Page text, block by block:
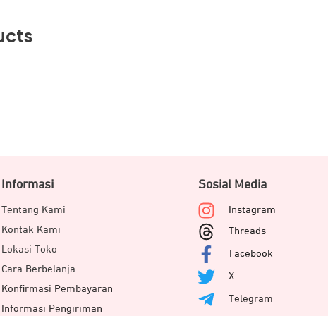
Informasi
Tentang Kami
Kontak Kami
Lokasi Toko
Cara Berbelanja
Konfirmasi Pembayaran
Informasi Pengiriman
Sosial Media
Instagram
Threads
Facebook
X
Telegram